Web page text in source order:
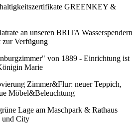
GREENKEY &
an unseren BRITA Wasserspendern
zur Verfügung
von 1889 - Einrichtung ist
Marie
Zimmer&Flur: neuer Teppich,
Möbel&Beleuchtung
Lage am Maschpark & Rathaus
und City